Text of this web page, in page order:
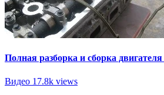
Полная разборка и сборка
Видео 17.8k views